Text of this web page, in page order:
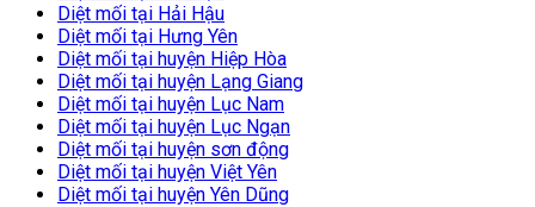
Diệt mối tại Hải Hậu
Diệt mối tại Hưng Yên
Diệt mối tại huyện Hiệp Hòa
Diệt mối tại huyện Lạng Giang
Diệt mối tại huyện Lục Nam
Diệt mối tại huyện Lục Ngạn
Diệt mối tại huyện sơn động
Diệt mối tại huyện Việt Yên
Diệt mối tại huyện Yên Dũng